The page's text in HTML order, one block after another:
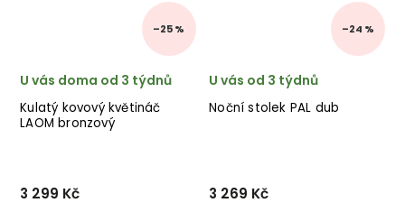
–25 %
Kulatý kovový květináč
LAOM bronzový
U vás doma od 3 týdnů
3 299 Kč
–24 %
Noční stolek PAL dub
U vás od 3 týdnů
3 269 Kč